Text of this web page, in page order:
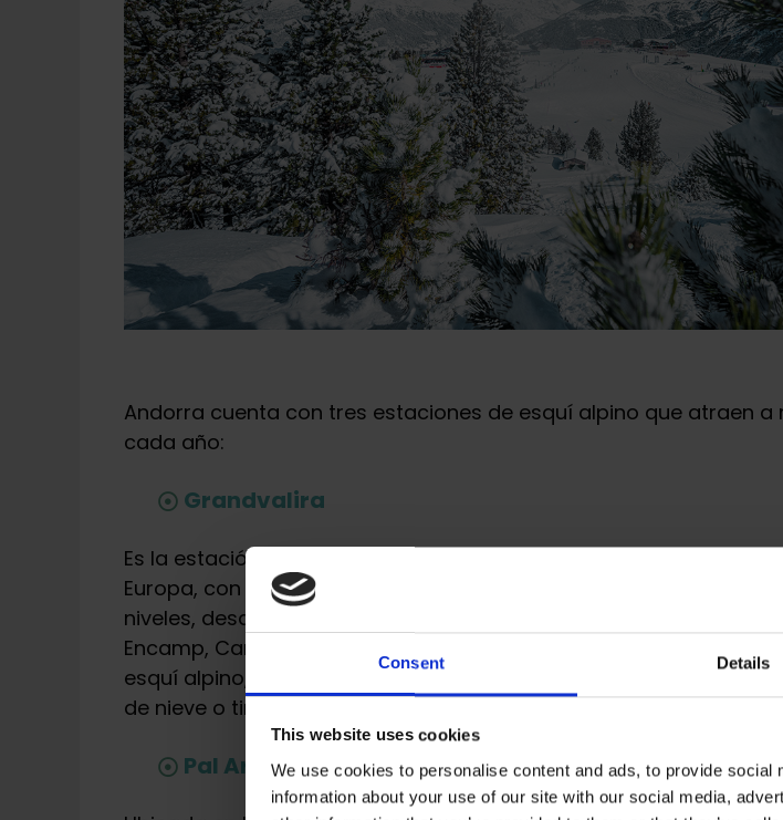
Consent Details
This website uses cookies
We use cookies to personalise content and ads, to provide
information about your use of our site with our social media,
Andorra cuenta con tres estaciones de esquí alpino que atraen a
cada año:
Grandvalira
Es la estación de esquí más grande de los Pirineos y una de las
Europa, con más de 210 kilómetros de pistas.
niveles, desde principiantes hasta esquiadores expertos. Cuenta
Encamp, Canillo, El Tarter, Soldeu, El Peretol, Grau Roig, y Pas de la
esquí alpino, Grandvalira ofrece actividades como mushing
de nieve o tirolina para los más aventureros.
Pal Arinsal